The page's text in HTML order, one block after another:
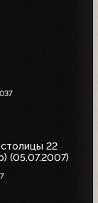
22
(05.07.2007)